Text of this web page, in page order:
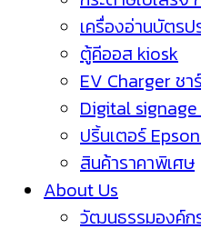
เครื่องอ่านบัตรป
ตู้คีออส kiosk
EV Charger ช
Digital
ปริ้นเตอร์
สินค้าราคาพิเศษ
About Us
วัฒนธรรมองค์ก